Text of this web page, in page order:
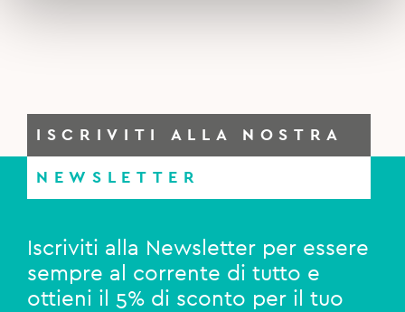
ISCRIVITI ALLA NOSTRA
NEWSLETTER
Iscriviti alla Newsletter per essere
sempre al corrente di tutto e
ottieni il 5% di sconto per il tuo